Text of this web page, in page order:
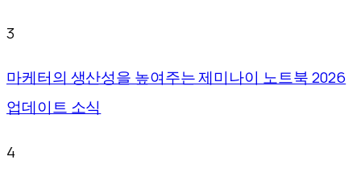
3
마케터의 생산성을 높여주는 제미나이 노트북 2026
업데이트 소식
4